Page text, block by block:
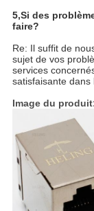
5,Si des
faire?
Re: Il suffit de
sujet de vos
services
satisfaisante dans
Image du